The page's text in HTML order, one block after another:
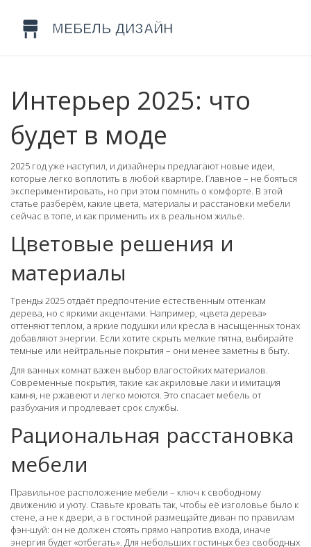
Интерьер 2025: что
будет в моде
2025 год уже наступил, и дизайнеры предлагают новые идеи,
которые легко воплотить в любой квартире. Главное – не бояться
экспериментировать, но при этом помнить о комфорте. В этой
статье разберём, какие цвета, материалы и расстановки мебели
сейчас в топе, и как применить их в реальном жилье.
Цветовые решения и
материалы
Тренды 2025 отдаёт предпочтение естественным оттенкам
дерева, но с яркими акцентами. Например, «цвета дерева»
оттеняют теплом, а яркие подушки или кресла в насыщенных тонах
добавляют энергии. Если хотите скрыть мелкие пятна, выбирайте
темные или нейтральные покрытия – они менее заметны в быту.
Для ванных комнат важен выбор влагостойких материалов.
Современные покрытия, такие как акриловые лаки и имитация
камня, не ржавеют и легко моются. Это спасает мебель от
разбухания и продлевает срок службы.
Рациональная расстановка
мебели
Правильное расположение мебели – ключ к свободному
движению и уюту. Ставьте кровать так, чтобы её изголовье было к
стене, а не к двери, а в гостиной размещайте диван по правилам
фэн-шуй: он не должен стоять прямо напротив входа, иначе
энергия будет «отбегать». Для небольших гостиных без свободных